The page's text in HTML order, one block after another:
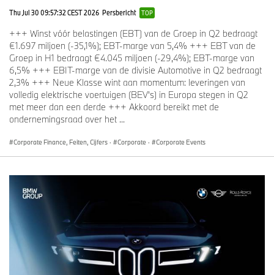
Group, met de verantwoordelijkheid om het erfgoed te bewaren
en verder te ontwikkelen.
"BMW ALPINA vult een leemte in ons portfolio tussen BMW en
Rolls-Royce aangezien we nog meer potentieel zien in het high-
end segment. Met Alpina beschikken we over een sterke traditie
en een wereldwijde gemeenschap, waarop we willen
voortbouwen, met behoud van de essentie waar het merk voor
staat: snelheid, comfort en verfijning," zegt Oliver Viellechner,
hoofd van BMW ALPINA.
ALPINA.
Thu Jul 30 09:57:32 CEST 2026 Persbericht TOP
+++ Winst vóór belastingen (EBT) van de Groep in Q2 bedraagt
€1.697 miljoen (-35,1%); EBT-marge van 5,4% +++ EBT van de
Groep in H1 bedraagt €4.045 miljoen (-29,4%); EBT-marge van
6,5% +++ EBIT-marge van de divisie Automotive in Q2 bedraagt
2,3% +++ Neue Klasse wint aan momentum: leveringen van
volledig elektrische voertuigen (BEV's) in Europa stegen in Q2
met meer dan een derde +++ Akkoord bereikt met de
ondernemingsraad over het ...
Corporate Finance, Feiten, Cijfers · Corporate · Corporate Events